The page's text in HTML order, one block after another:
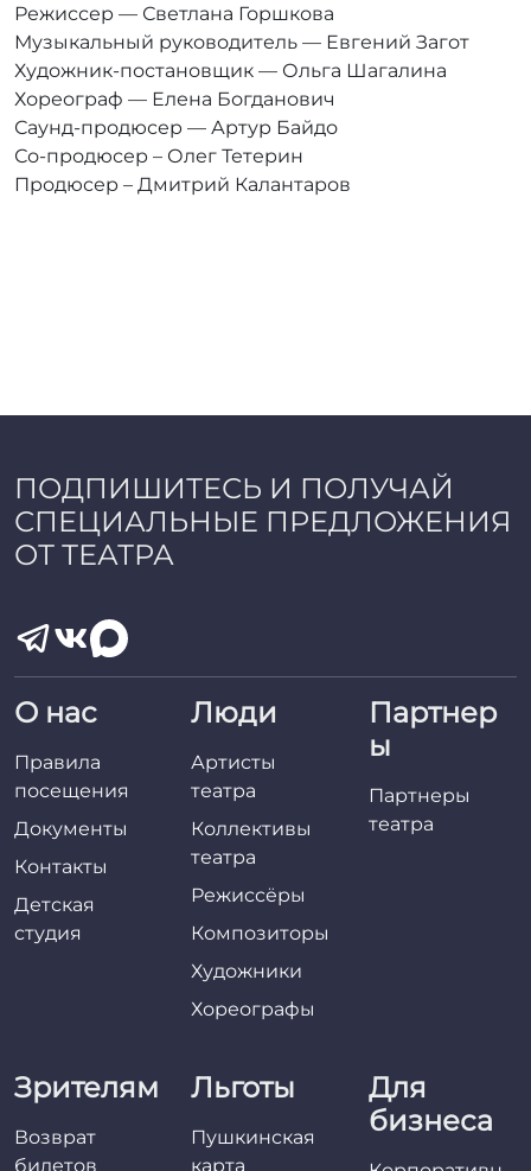
Режиссер — Светлана Горшкова
Музыкальный руководитель — Евгений Загот
Художник-постановщик — Ольга Шагалина
Хореограф — Елена Богданович
Саунд-продюсер — Артур Байдо
Со-продюсер – Олег Тетерин
Продюсер – Дмитрий Калантаров
ПОДПИШИТЕСЬ И ПОЛУЧАЙ
СПЕЦИАЛЬНЫЕ ПРЕДЛОЖЕНИЯ
ОТ ТЕАТРА
О нас
Правила
посещения
Документы
Контакты
Детская
студия
Люди
Артисты
театра
Коллективы
театра
Режиссёры
Композиторы
Художники
Хореографы
Партнер
ы
Партнеры
театра
Зрителям
Возврат
билетов
Льготы
Пушкинская
карта
Для
бизнеса